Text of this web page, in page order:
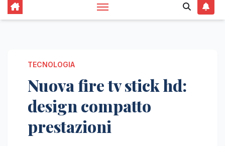
TECNOLOGIA
Nuova fire tv stick hd:
design compatto
prestazioni